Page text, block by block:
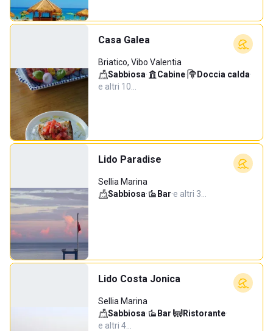
Casa Galea
Briatico, Vibo Valentia
Sabbiosa· Cabine· Doccia calda·
e altri 10…
Lido Paradise
Sellia Marina
Sabbiosa· Bar·e altri 3…
Lido Costa Jonica
Sellia Marina
Sabbiosa· Bar· Ristorante·
e altri 4…